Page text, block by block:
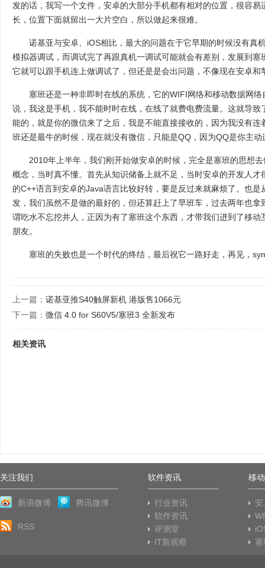
发的话，我写一个文件，安卓的大部分手机都有相对的位置，很容
长，位置下面就留出一大片空白，所以做起来很难。
诺基亚与安卓、iOS相比，最大的问题在于它早期的时候没有真
模拟器调试，而调试完了再跟真机一调试可能就会有差别，发展到
它就可以跟手机连上做调试了，但还是是会出问题，不像现在安卓和
塞班还是一种非即时在线的系统，它的WIFI网络和移动数据网络
说，我这是手机，我不能时时在线，在线了就费电费流量。这就导致
能的，就是你的微信来了之后，我是不能直接接收的，因为我没有
班还是最牛的时候，现在就没有微信，只能是QQ，因为QQ是你主
2010年上半年，我们刚开始做安卓的时候，完全是塞班的思想去
概念，当时真不懂。首先从知识储备上就不足，当时安卓的开发人
的C++语言到安卓的Java语言比较好转，要是反过来就麻烦了。也
发，我们虽然不是做的最好的，但还算赶上了早班车，过去两年也
谓吃水不忘挖井人，正因为有了塞班这个东西，才带我们进到了移
朋友。
塞班的失败也是一个时代的终结，最后祝它一路好走，再见，
上一篇： 诺基亚推S40触屏新机 港版售1066元
下一篇： 微信 4.0 for S60V5/塞班3 全新发布
相关资讯
关注我们
新浪微博 腾讯微博
RSS
软件资讯
行业资讯
软件资讯
评测室
IT新观察
移
安